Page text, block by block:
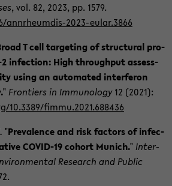
, vol. 82, 2023, pp. 1579.
annrheumdis-​2023-eular.3866
T cell tar­ge­ting of struc­tu­ral pro­
2 in­fec­tion: High th­rough­put as­sess­
using an au­to­ma­ted in­ter­fe­ron
" Fron­tiers in Im­mu­no­lo­gy12 (2021):
10.3389/fimmu.2021.688436
"Pre­va­lence and risk fac­tors of in­fec­
COVID-​19 co­hort Mu­nich." In­ter­
Re­se­arch and Pu­blic